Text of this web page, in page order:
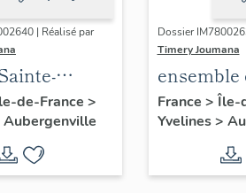
| Réalisé par
de l'Enfant
de-France >
Aubergenville
Dossier
Timery Joumana
ensemble
peintures
France > Île-
Yvelines>